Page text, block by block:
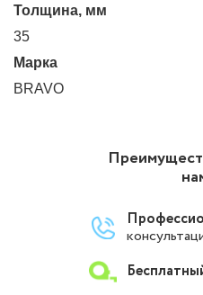
Толщина, мм
35
Марка
BRAVO